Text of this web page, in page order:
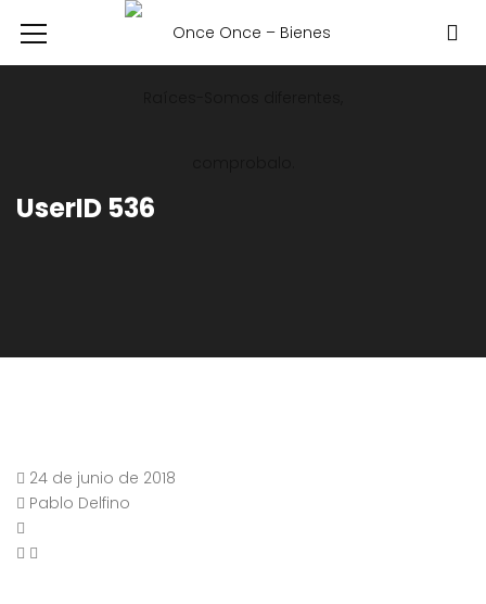
UserID 536
24 de junio de 2018
Pablo Delfino